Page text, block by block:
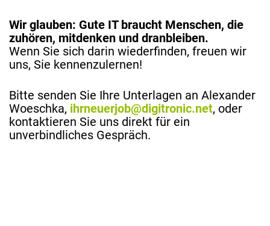
Wir glauben: Gute IT braucht Menschen, die
zuhören, mitdenken und dranbleiben.
Wenn Sie sich darin wiederfinden, freuen wir
uns, Sie kennenzulernen!
Bitte senden Sie Ihre Unterlagen an Alexander
Woeschka, ihrneuerjob@digitronic.net, oder
kontaktieren Sie uns direkt für ein
unverbindliches Gespräch.